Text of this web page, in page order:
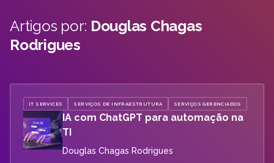
Artigos por: Douglas Chagas
Rodrigues
IT SERVICES SERVIÇOS DE INFRAESTRUTURA SERVIÇOS GERENCIADOS
IA com ChatGPT para automação na
TI
Douglas Chagas Rodrigues